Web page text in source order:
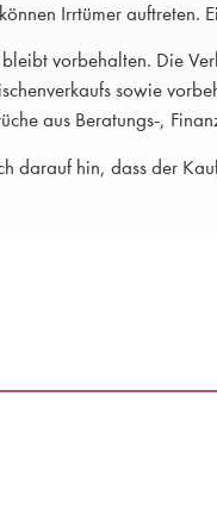
Irrtümer
vorbehalten. Die
sowie
aus Beratungs-,
darauf hin, dass der